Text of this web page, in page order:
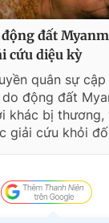
đất
cứu diệu kỳ
quân sự
động đất
khác bị thương,
giải cứu khỏi